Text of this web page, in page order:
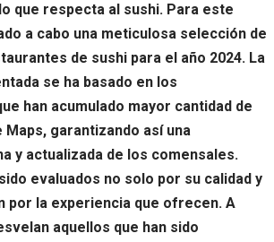
que respecta al sushi. Para este
a cabo una meticulosa selección de
de sushi para el año 2024. La
se ha basado en los
han acumulado mayor cantidad de
garantizando así una
y actualizada de los comensales.
evaluados no solo por su calidad y
por la experiencia que ofrecen. A
aquellos que han sido